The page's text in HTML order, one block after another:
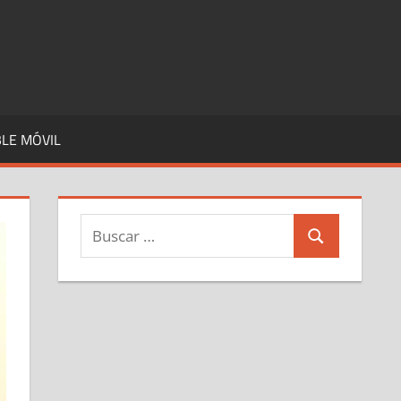
MÓVIL
Buscar:
Buscar